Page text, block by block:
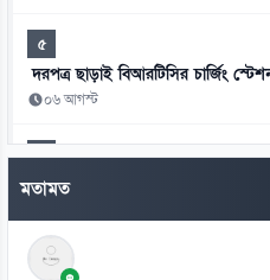
৫
দরপত্র ছাড়াই বিআরটিসির চার্জিং
০৬ আগস্ট
৬
জামিনে থাকা তনু হত্যার আসামি
৭
মতামত